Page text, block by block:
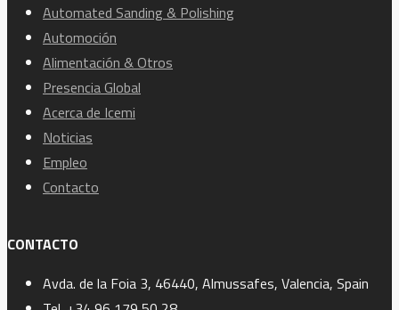
Automated Sanding & Polishing
Automoción
Alimentación & Otros
Presencia Global
Acerca de Icemi
Noticias
Empleo
Contacto
CONTACTO
Avda. de la Foia 3, 46440, Almussafes, Valencia, Spain